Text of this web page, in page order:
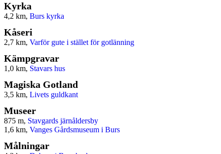
Kyrka
4,2 km, Burs kyrka
Kåseri
2,7 km, Varför gute i stället för gotlänning
Kämpgravar
1,0 km, Stavars hus
Magiska Gotland
3,5 km, Livets guldkant
Museer
875 m, Stavgards järnåldersby
1,6 km, Vanges Gårdsmuseum i Burs
Målningar